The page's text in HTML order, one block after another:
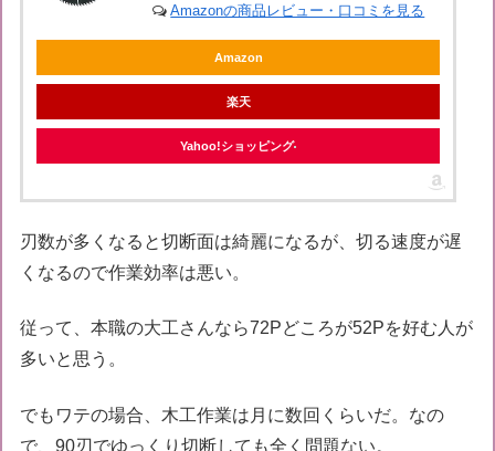
Amazonの商品レビュー・口コミを見る
Amazon
楽天
Yahoo!ショッピング
刃数が多くなると切断面は綺麗になるが、切る速度が遅
くなるので作業効率は悪い。
従って、本職の大工さんなら72Pどころが52Pを好む人が
多いと思う。
でもワテの場合、木工作業は月に数回くらいだ。なの
で、90刃でゆっくり切断しても全く問題ない。